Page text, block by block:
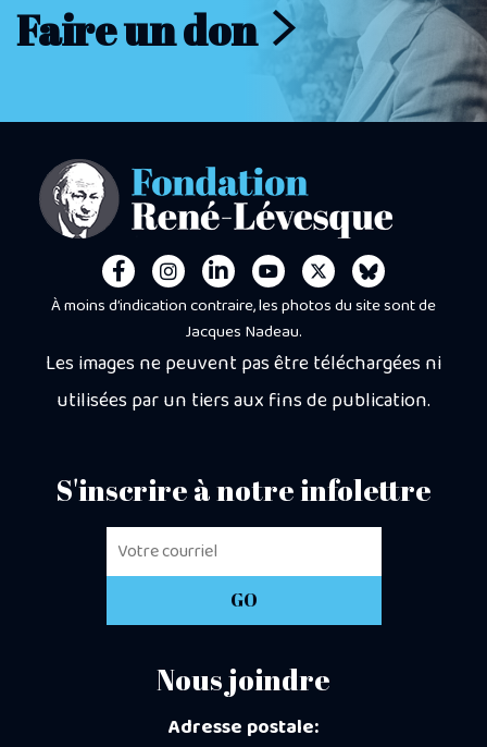
Faire un don
À moins d’indication contraire, les photos du site sont de
Jacques Nadeau.
Les images ne peuvent pas être téléchargées ni
utilisées par un tiers aux fins de publication.
S'inscrire à notre infolettre
Nous joindre
Adresse postale: